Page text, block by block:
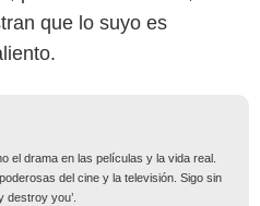
que lo suyo es
el drama en las películas y la vida real.
del cine y la televisión. Sigo sin
destroy you’.